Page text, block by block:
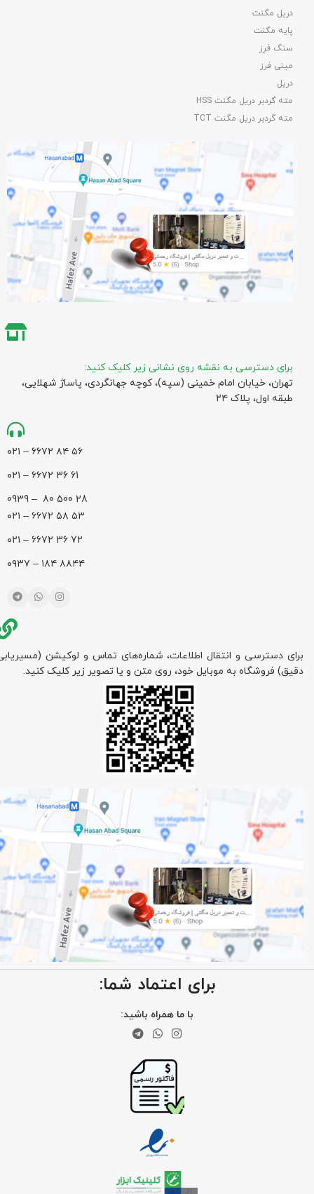
دریل مگنت
پایه مگنت
سنگ فرز
مینی فرز
دریل
مته گردبر دریل مگنت HSS
مته گردبر دریل مگنت TCT
برای دسترسی به نقشه روی نشانی زیر کلیک کنید:
تهران، خیابان امام خمینی (سپه)، کوچه جهانگردی،‌ پاساژ شهلایی،
طبقه اول، پلاک ۲۴
۵۶ ۸۴ ۶۶۷۲ – ۰۲۱
61 36 ۶۶۷۲ – ۰۲۱
28 500 80 – 0939
۵۳ ۵۸ ۶۶۷۲ – ۰۲۱
72 36 ۶۶۷۲ – ۰۲۱
۸۸۴۴ ۱۸۴ – ۰۹۳۷
برای دسترسی و انتقال اطلاعات، شماره‌های تماس و لوکیشن
دقیق) فروشگاه به موبایل خود، روی متن و یا تصویر زیر کلیک کنید.
برای اعتماد شما:
با ما همراه باشید: